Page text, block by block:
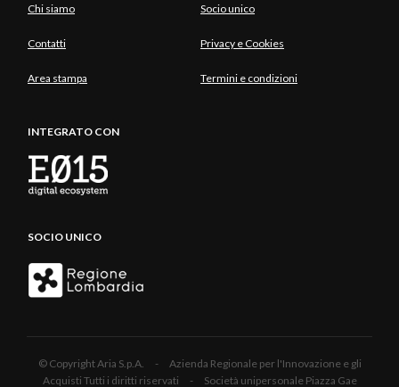
Chi siamo Socio unico
Contatti Privacy e Cookies
Area stampa Termini e condizioni
INTEGRATO CON
SOCIO UNICO
© Copyright Aria S.p.A. - Azienda Regionale per l'Innovazione e gli
Acquisti Tutti i diritti riservati - Società unipersonale Piazza Gae